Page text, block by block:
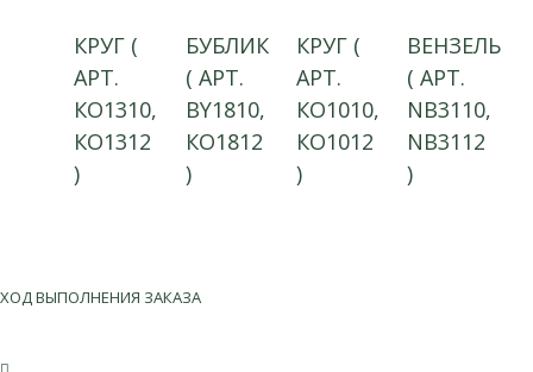
КРУГ (
АРТ.
КО1310,
КО1312
)
БУБЛИК
( АРТ.
BY1810,
КО1812
)
КРУГ (
АРТ.
КО1010,
КО1012
)
ВЕНЗЕЛЬ
( АРТ.
NB3110,
NB3112
)
ХОД ВЫПОЛНЕНИЯ ЗАКАЗА